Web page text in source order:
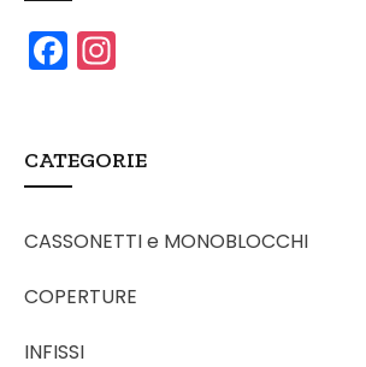
F
a
e
b
o
o
k
gr
m
CATEGORIE
CASSONETTI e MONOBLOCCHI
COPERTURE
INFISSI